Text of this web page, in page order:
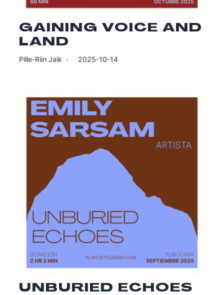
GAINING VOICE AND
LAND
Pille-Riin Jaik 2025-10-14
UNBURIED ECHOES